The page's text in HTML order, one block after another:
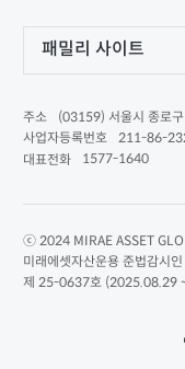
패밀리 사이트
주소
(03159) 서울시 종로
사업자등록번호
211-86-
대표전화
1577-1640
ⓒ 2024 MIRAE ASSET
미래에셋자산운용 준법감시
제 25-0637호 (2025.08.29